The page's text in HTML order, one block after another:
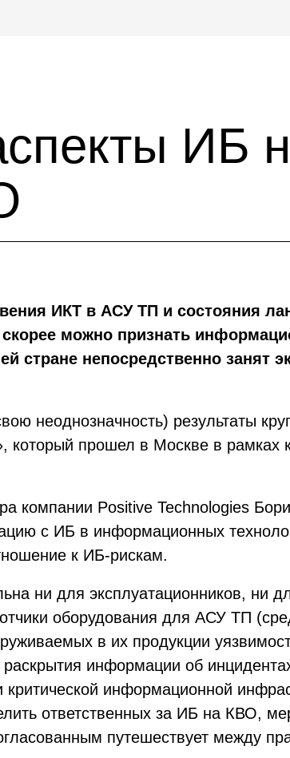
ИБ
ИКТ в АСУ ТП и состояния
можно признать
стране непосредственно занят
неоднозначность) результаты
прошел в Москве в рамках
компании Positive Technologies
с ИБ в информационных
к ИБ-рискам.
ни для эксплуатационников, ни
оборудования для АСУ ТП
в их продукции
раскрытия информации об
критической информационной
ответственных за ИБ на КВО,
путешествует между